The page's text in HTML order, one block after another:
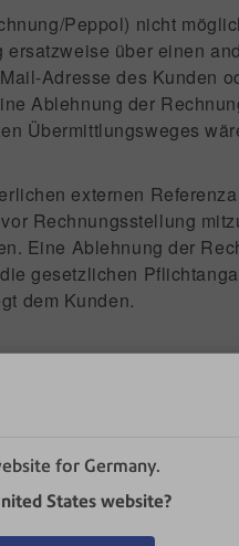
for Germany.
States website?
Peppol) nicht
über einen
Adresse des Kunden
Ablehnung der
Übermittlungsweges
externen
Rechnungsstellung
Eine Ablehnung der
gesetzlichen
dem Kunden.
von PBD, wo auch der
mit der
Frachtführer oder der
Gefahrübergang
Auch im
Der Übergabe bzw.